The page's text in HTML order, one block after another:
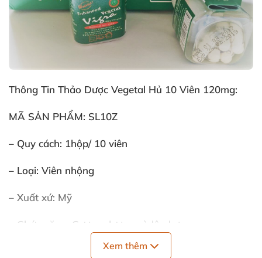
Thông Tin Thảo Dược Vegetal Hủ 10 Viên 120mg:
MÃ SẢN PHẨM: SL10Z
– Quy cách: 1hộp/ 10 viên
– Loại: Viên nhộng
– Xuất xứ: Mỹ
– Chức năng: Cương dương và lâu hơn
– Hàm lượng: 120mgXem thêm